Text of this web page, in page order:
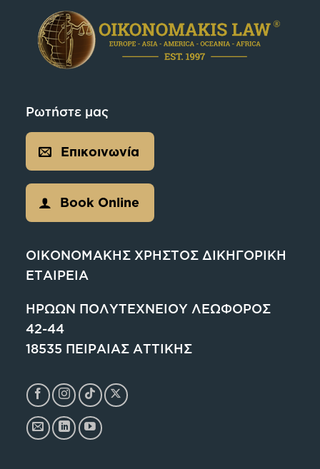
Ρωτήστε μας
Επικοινωνία
Book Online
ΟΙΚΟΝΟΜΑΚΗΣ ΧΡΗΣΤΟΣ ΔΙΚΗΓΟΡΙΚΗ
ΕΤΑΙΡΕΙΑ
ΗΡΩΩΝ ΠΟΛΥΤΕΧΝΕΙΟΥ ΛΕΩΦΟΡΟΣ
42-44
18535 ΠΕΙΡΑΙΑΣ ΑΤΤΙΚΗΣ